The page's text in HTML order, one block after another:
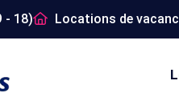
- 18) Locations de